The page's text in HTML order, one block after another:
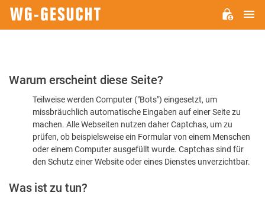
Bitte
dass
sind
Warum erscheint diese Seite?
Teilweise werden Computer ("Bots") eingesetzt, um
missbräuchlich automatische Eingaben auf einer Seite zu
machen. Alle Webseiten nutzen daher Captchas, um zu
prüfen, ob beispielsweise ein Formular von einem Menschen
oder einem Computer ausgefüllt wurde. Captchas sind für
den Schutz einer Website oder eines Dienstes unverzichtbar.
Was ist zu tun?